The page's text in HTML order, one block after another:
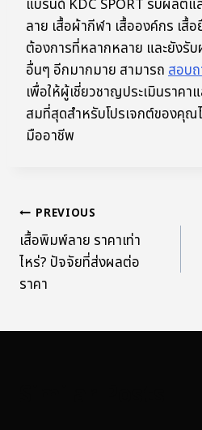
แบรนด์ KDC SPORT รับผลิต
ลาย เสื้อผ้ากีฬา เสื้อองค์กร เสื้
ต้องการที่หลากหลาย และยังรั
อื่นๆ อีกมากมาย สามารถสอบ
เพื่อให้ผู้เชี่ยวชาญประเมินราคา
สมที่สุดสำหรับโปรเจกต์ของคุณ
มืออาชีพ
PREVIOUS
เสื้อพิมพ์ลาย ราคาเท่า
ไหร่? ปัจจัยที่ส่งผลต่อ
ราคา